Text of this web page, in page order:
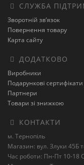
СЛУЖБА
Зворотній зв’язок
Повернення товару
Карта сайту
ДОДАТКОВО
Виробники
Подарункові сертифікати
Партнери
Товари зі знижкою
КОНТАКТИ
м. Тернопіль
Магазин: вул. Злуки 45Б
Час роботи: Пн-Пт 10-18